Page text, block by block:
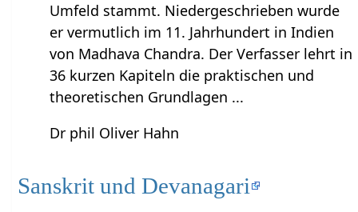
Umfeld stammt. Niedergeschrieben wurde
er vermutlich im 11. Jahrhundert in Indien
von Madhava Chandra. Der Verfasser lehrt in
36 kurzen Kapiteln die praktischen und
theoretischen Grundlagen ...
Dr phil Oliver Hahn
Sanskrit und Devanagari